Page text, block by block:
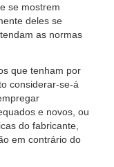
se mostrem
deles se
as normas
que tenham por
considerar-se-á
e novos, ou
do fabricante,
em contrário do